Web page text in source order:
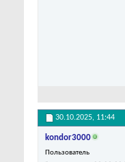
30.10.2025, 11:44
kondor3000
Пользователь